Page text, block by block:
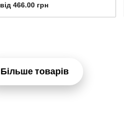
від 466.00 грн
Більше товарів